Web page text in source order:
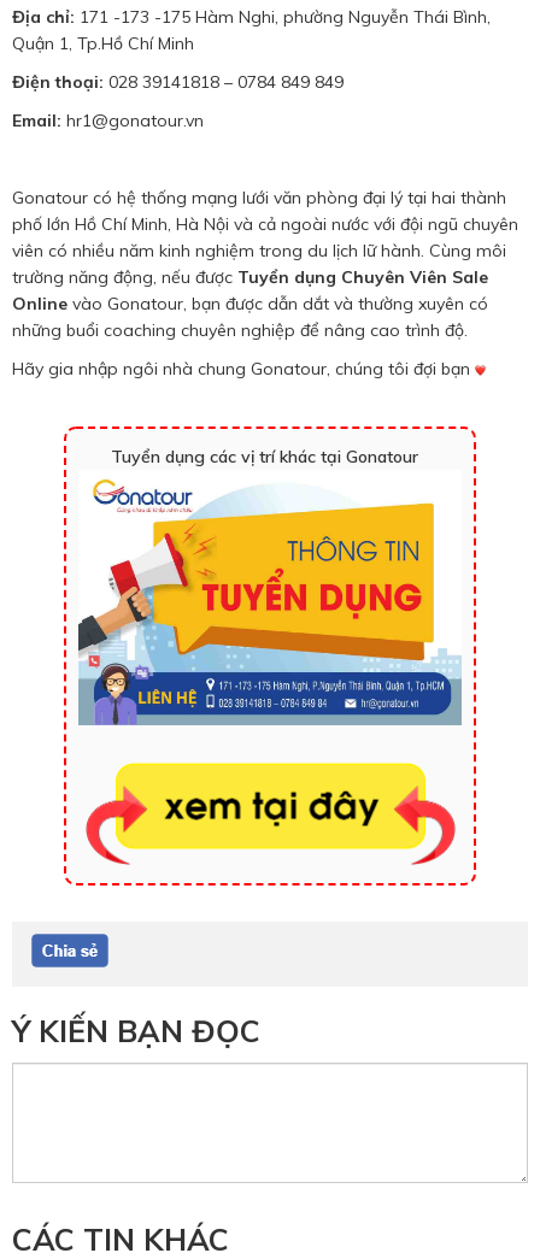
Địa chỉ: 171 -173 -175 Hàm Nghi, phường Nguyễn Thái Bình,
Quận 1, Tp.Hồ Chí Minh
Điện thoại: 028 39141818 – 0784 849 849
Email: hr1@gonatour.vn
Gonatour có hệ thống mạng lưới văn phòng đại lý tại hai thành
phố lớn Hồ Chí Minh, Hà Nội và cả ngoài nước với đội ngũ chuyên
viên có nhiều năm kinh nghiệm trong du lịch lữ hành. Cùng môi
trường năng động, nếu được Tuyển dụng Chuyên Viên Sale
Online vào Gonatour, bạn được dẫn dắt và thường xuyên có
những buổi coaching chuyên nghiệp để nâng cao trình độ.
Hãy gia nhập ngôi nhà chung Gonatour, chúng tôi đợi bạn
Tuyển dụng các vị trí khác tại Gonatour
Ý KIẾN BẠN ĐỌC
CÁC TIN KHÁC